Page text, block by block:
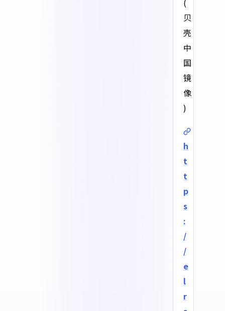
(
贝
壳
中
国
镜
像
)
h
t
t
p
s
:
/
/
e
l
r